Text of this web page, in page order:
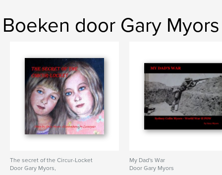
Boeken door Gary Myors
The secret of the Circur-Locket
Door Gary Myors,
My Dad's War
Door Gary Myors